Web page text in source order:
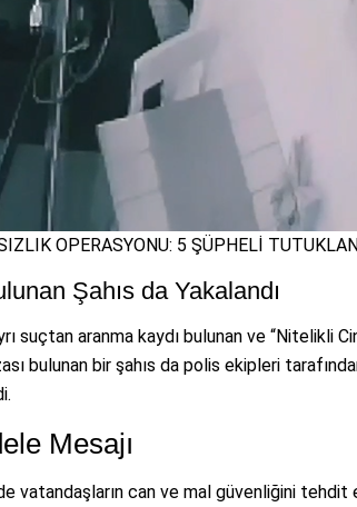
OPERASYONU: 5 ŞÜPHELİ
Şahıs da Yakalandı
suçtan aranma kaydı bulunan ve “Nitelikli
bulunan bir şahıs da polis ekipleri
Mesajı
vatandaşların can ve mal güvenliğini tehdit